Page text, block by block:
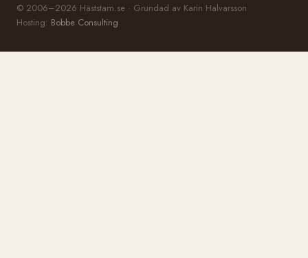
© 2006–2026 Häststam.se · Grundad av Karin Halvarsson
Hosting: Bobbe Consulting